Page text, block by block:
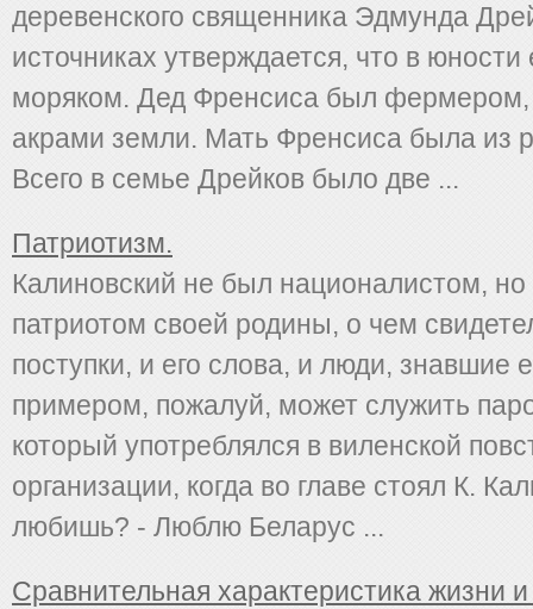
деревенского священника Эдмунда
источниках утверждается, что в юности
моряком. Дед Френсиса был
акрами земли. Мать Френсиса была из
Всего в семье Дрейков было две ...
Патриотизм.
Калиновский не был националистом,
патриотом своей родины, о чем
поступки, и его слова, и люди, знавшие
примером, пожалуй, может служить
который употреблялся в виленской
организации, когда во главе стоял К.
любишь? - Люблю Беларус ...
Сравнительная характеристика жизни